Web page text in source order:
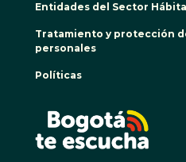
Entidades del Sector
Tratamiento y protección
personales
Políticas